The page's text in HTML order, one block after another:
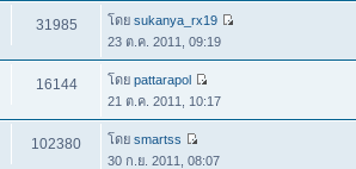
31985 โดยsukanya_rx19
23 ต.ค. 2011, 09:19
16144 โดยpattarapol
21 ต.ค. 2011, 10:17
102380 โดยsmartss
30 ก.ย. 2011, 08:07